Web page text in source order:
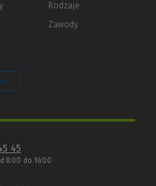
Rodzaje
Zawody
45
8:00 do 16:00